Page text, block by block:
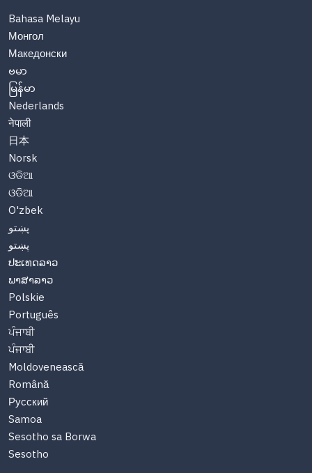
Bahasa Melayu
Монгол
Македонски
ဗမာ
မြန်မာ
Nederlands
नेपाली
日本
Norsk
ଓଡିଆ
ଓଡିଆ
O'zbek
پښتو
پښتو
ປະເທດລາວ
ພາສາລາວ
Polskie
Português
ਪੰਜਾਬੀ
ਪੰਜਾਬੀ
Moldovenească
Română
Русский
Samoa
Sesotho sa Borwa
Sesotho